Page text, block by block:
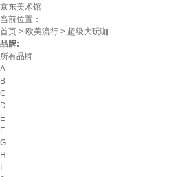
京东美术馆
当前位置：
首页 > 欧美流行 > 超级大玩咖
品牌:
所有品牌
A
B
C
D
E
F
G
H